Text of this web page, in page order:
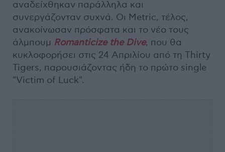
αναδείχθηκαν παράλληλα και
συνεργάζονταν συχνά. Οι Metric, τέλος,
ανακοίνωσαν πρόσφατα και το νέο τους
άλμπουμ Romanticize the Dive, που θα
κυκλοφορήσει στις 24 Απριλίου από τη Thirty
Tigers, παρουσιάζοντας ήδη το πρώτο single
"Victim of Luck".